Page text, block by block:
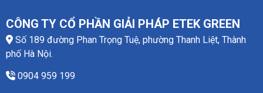
CÔNG TY CỔ PHẦN GIẢI PHÁP ETEK GREEN
Số 189 đường Phan Trọng Tuệ, phường Thanh Liệt, Thành
phố Hà Nội.
0904 959 199